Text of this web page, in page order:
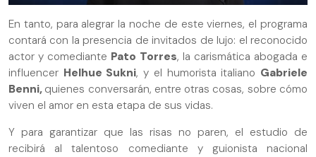
En tanto, para alegrar la noche de este viernes, el programa
contará con la presencia de invitados de lujo: el reconocido
actor y comediante Pato Torres, la carismática abogada e
influencer Helhue Sukni, y el humorista italiano Gabriele
Benni, quienes conversarán, entre otras cosas, sobre cómo
viven el amor en esta etapa de sus vidas.
Y para garantizar que las risas no paren, el estudio de
recibirá al talentoso comediante y guionista nacional